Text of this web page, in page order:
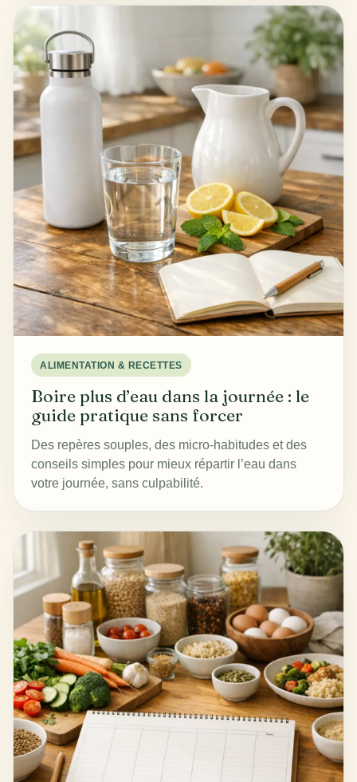
ALIMENTATION & RECETTES
Boire plus d’eau dans la journée : le
guide pratique sans forcer
Des repères souples, des micro-habitudes et des
conseils simples pour mieux répartir l’eau dans
votre journée, sans culpabilité.